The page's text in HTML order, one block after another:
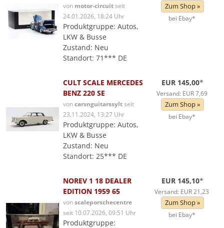
von motor-circuitseit
24.01.2026, 18:24 Uhr
Produktgruppe: Autos,
LKW & Busse
Zustand: Neu
Standort: 71*** DE
Zum Shop »
bei Ebay*
CULT SCALE MERCEDES
BENZ 220 SE
voncarsnguitarssyltseit
23.11.2024, 13:27 Uhr
Produktgruppe: Autos,
LKW & Busse
Zustand: Neu
Standort: 25*** DE
EUR 145,00*
Versand: EUR 7,69
Zum Shop »
bei Ebay*
NOREV 1 18 DEALER
EDITION 1959 65
vonscaleporschecentre
seit 10.07.2026, 09:51 Uhr
Produktgruppe:
EUR 145,10*
Versand: EUR 21,23
Zum Shop »
bei Ebay*